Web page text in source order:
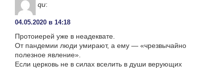
qu:
04.05.2020 в 14:18
Протоиерей уже в неадеквате.
От пандемии люди умирают, а ему — «чрезвычайно
полезное явление».
Если церковь не в силах вселить в души верующих